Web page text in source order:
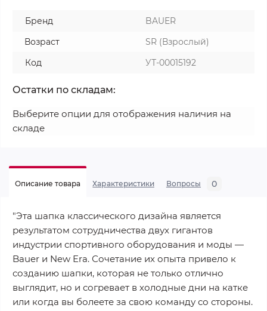
Бренд
BAUER
Возраст
SR (Взрослый)
Код
УТ-00015192
Остатки по складам:
Выберите опции для отображения наличия на
складе
Описание товара Характеристики Вопросы 0
"Эта шапка классического дизайна является
результатом сотрудничества двух гигантов
индустрии спортивного оборудования и моды —
Bauer и New Era. Сочетание их опыта привело к
созданию шапки, которая не только отлично
выглядит, но и согревает в холодные дни на катке
или когда вы болеете за свою команду со стороны.